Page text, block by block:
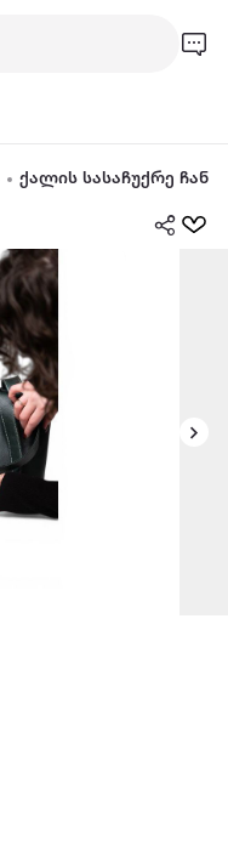
ქალის სასაჩუქრე